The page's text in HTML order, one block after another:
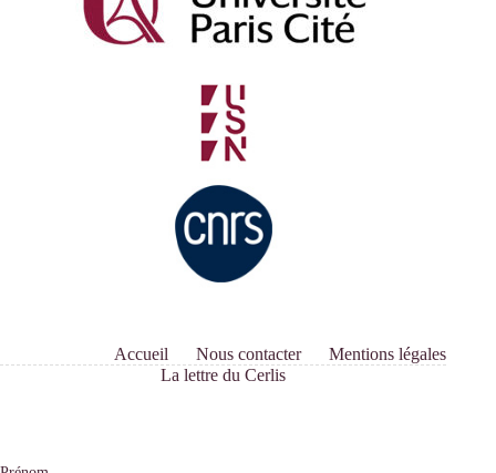
Accueil Nous contacter
Mentions légales
La lettre du Cerlis